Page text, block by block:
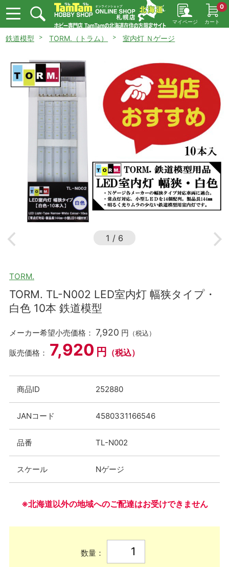
マイページ カート
0
鉄道模型 TORM.（トラム） 室内灯 Ｎゲージ
1 / 6
TORM.
TORM. TL-N002 LED室内灯 幅狭タイプ・
白色 10本 鉄道模型
メーカー希望小売価格： 7,920 円 （税込）
販売価格： 7,920 円 （税込）
商品ID 252880
JANコード 4580331166546
品番 TL-N002
スケール Nゲージ
※北海道以外の地域へのご配達はお受けできません
数量：